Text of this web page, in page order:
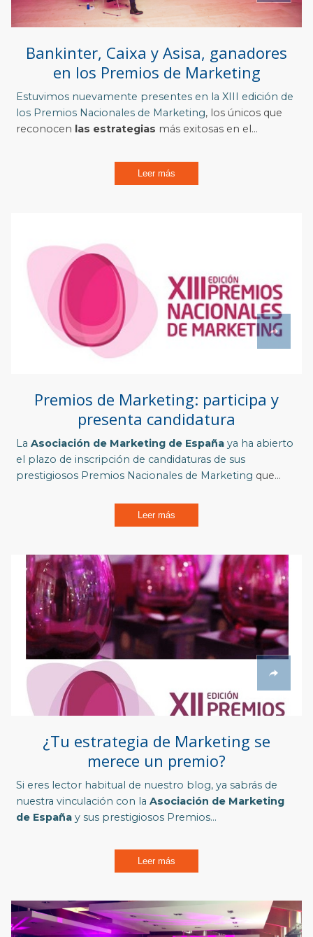
Bankinter, Caixa y Asisa, ganadores
en los Premios de Marketing
Estuvimos nuevamente presentes en la XIII edición de
los Premios Nacionales de Marketing, los únicos que
reconocen las estrategias más exitosas en el...
Leer más
Premios de Marketing: participa y
presenta candidatura
LaAsociación de Marketing de Españaya ha abierto
el plazo de inscripción de candidaturas de sus
prestigiosos Premios Nacionales de Marketing que...
Leer más
¿Tu estrategia de Marketing se
merece un premio?
Si eres lector habitual de nuestro blog, ya sabrás de
nuestra vinculación con laAsociación de Marketing
de Españay sus prestigiosos Premios...
Leer más